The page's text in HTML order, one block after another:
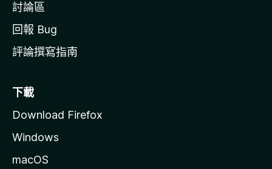
討論區
回報 Bug
評論撰寫指南
下載
Download Firefox
Windows
macOS